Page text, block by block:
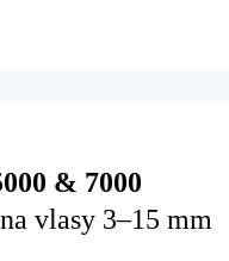
& 7000
vlasy 3–15 mm